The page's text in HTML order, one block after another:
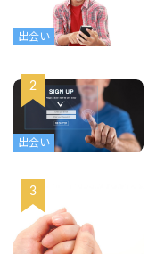
出会い
出会い